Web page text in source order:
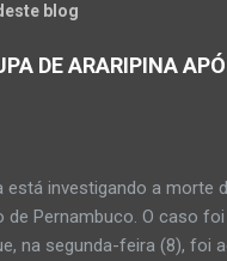
blog
DE ARARIPINA
está investigando a morte
de Pernambuco. O caso
na segunda-feira (8), foi